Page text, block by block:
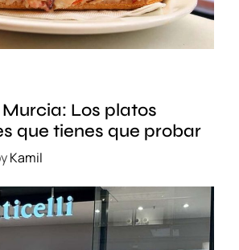
u
e
r
d
e
E
n
t
r
a
Los platos
que tienes que probar
Kamil